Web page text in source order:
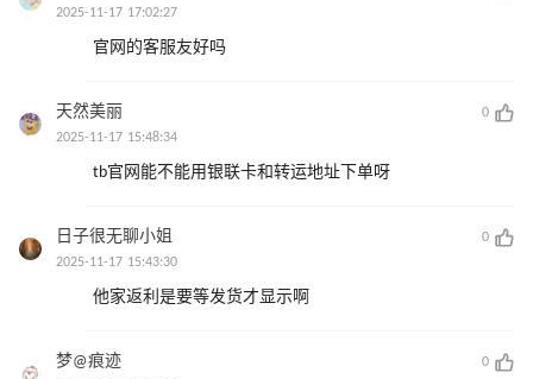
2025-11-17 17:02:27
官网的客服友好吗
天然美丽
0
2025-11-17 15:48:34
tb官网能不能用银联卡和转运地址下单呀
日子很无聊小姐
0
2025-11-17 15:43:30
他家返利是要等发货才显示啊
梦@痕迹
0